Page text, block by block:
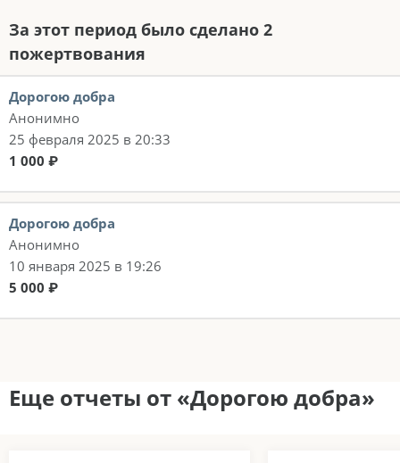
За этот период было сделано 2
пожертвования
Дорогою добра
Анонимно
25 февраля 2025 в 20:33
1 000 ₽
Дорогою добра
Анонимно
10 января 2025 в 19:26
5 000 ₽
Еще отчеты от «Дорогою добра»